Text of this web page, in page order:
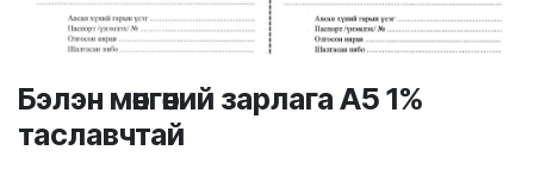
Бэлэн мөнгөний зарлага А5 1%
таславчтай